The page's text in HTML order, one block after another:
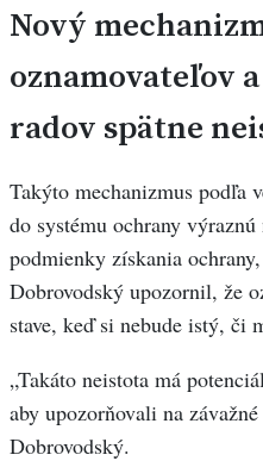
Nový
oznamovateľov
radov spätne
Takýto mechanizmus podľa
do systému ochrany
podmienky získania
Dobrovodský upozornil, že
stave, keď si nebude istý, či
„Takáto neistota má
aby upozorňovali na
Dobrovodský.